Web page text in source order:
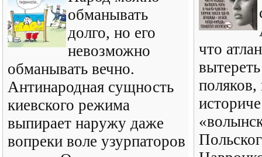
обманывать
долго, но его
невозможно
обманывать вечно.
Антинародная сущность
киевского режима
выпирает наружу даже
вопреки воле узурпаторов
что